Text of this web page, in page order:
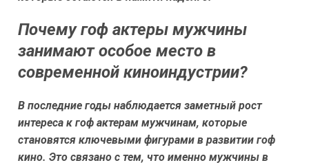
Почему гоф актеры мужчины
занимают особое место в
современной киноиндустрии?
В последние годы наблюдается заметный рост
интереса к гоф актерам мужчинам, которые
становятся ключевыми фигурами в развитии гоф
кино. Это связано с тем, что именно мужчины в